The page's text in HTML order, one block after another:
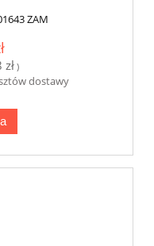
ZAM
)
dostawy